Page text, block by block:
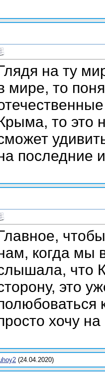
на ту
мире, то
то это
последние
когда мы
что
это
хочу
(24.04.2020)